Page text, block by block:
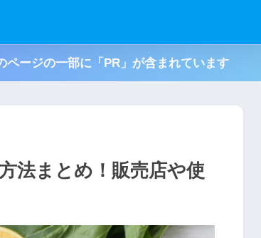
ページの一部に「PR」が含まれています
法まとめ！販売店や使